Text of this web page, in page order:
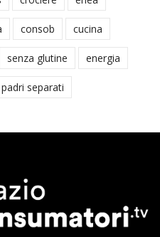
consob cucina
senza glutine energia
padri separati